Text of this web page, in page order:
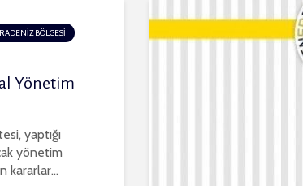
BÖLGESİ
Yönetim
yaptığı
yönetim
kararlar...